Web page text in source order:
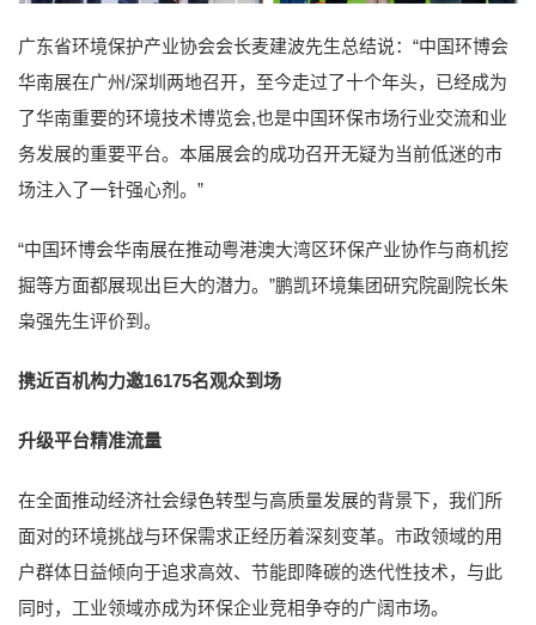
广东省环境保护产业协会会长麦建波先生总结说：“中国环博会
华南展在广州/深圳两地召开，至今走过了十个年头，已经成为
了华南重要的环境技术博览会,也是中国环保市场行业交流和业
务发展的重要平台。本届展会的成功召开无疑为当前低迷的市
场注入了一针强心剂。”
“中国环博会华南展在推动粤港澳大湾区环保产业协作与商机挖
掘等方面都展现出巨大的潜力。”鹏凯环境集团研究院副院长朱
枭强先生评价到。
携近百机构力邀16175名观众到场
升级平台精准流量
在全面推动经济社会绿色转型与高质量发展的背景下，我们所
面对的环境挑战与环保需求正经历着深刻变革。市政领域的用
户群体日益倾向于追求高效、节能即降碳的迭代性技术，与此
同时，工业领域亦成为环保企业竞相争夺的广阔市场。